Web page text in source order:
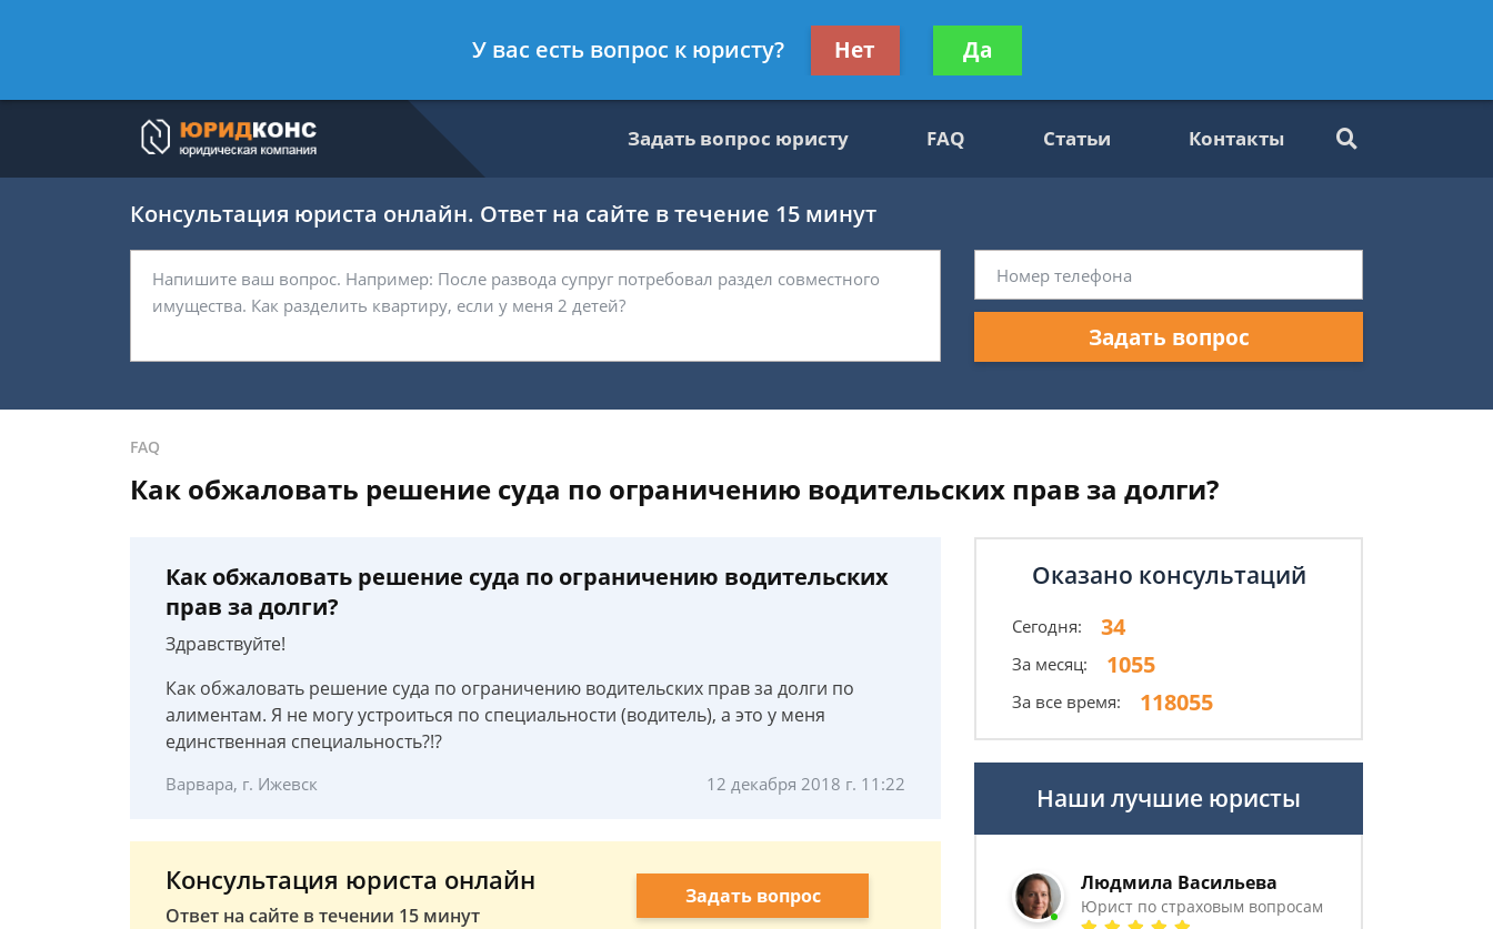
- Автоюрист, адвокат
Получите консультацию
бесплатно
Задать вопрос юристу FAQ Статьи Контакты
Консультация юриста онлайн. Ответ на сайте в течение 15 минут
Задать вопрос
FAQ
Как обжаловать решение суда по ограничению водительских прав за долги?
Как обжаловать решение суда по ограничению водительских
прав за долги?
Здравствуйте!
Как обжаловать решение суда по ограничению водительских прав за долги по
алиментам. Я не могу устроиться по специальности (водитель), а это у меня
единственная специальность?!?
Варвара, г. Ижевск 12 декабря 2018 г. 11:22
Консультация юриста онлайн
Ответ на сайте в течении 15 минут
Задать вопрос
Оказано консультаций
Сегодня: 34
За месяц: 1055
За все время: 118055
Наши лучшие юристы
Людмила Васильева
Юрист по страховым вопросам
У вас есть вопрос к юристу? Нет Да